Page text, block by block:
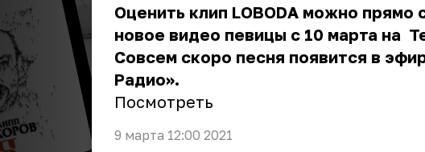
Оценить клип LOBODA можно прямо
новое видео певицы с 10 марта на
Совсем скоро песня появится в
Радио».
Посмотреть
9 марта 12:00 2021